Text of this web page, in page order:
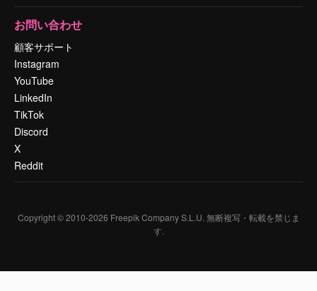
お問い合わせ
顧客サポート
Instagram
YouTube
LinkedIn
TikTok
Discord
X
Reddit
Copyright © 2010-2026 Freepik Company S.L.U. 無断複写・転載を禁じま
す.